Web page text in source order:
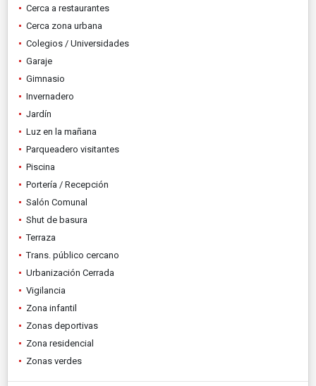
Cerca a restaurantes
Cerca zona urbana
Colegios / Universidades
Garaje
Gimnasio
Invernadero
Jardín
Luz en la mañana
Parqueadero visitantes
Piscina
Portería / Recepción
Salón Comunal
Shut de basura
Terraza
Trans. público cercano
Urbanización Cerrada
Vigilancia
Zona infantil
Zonas deportivas
Zona residencial
Zonas verdes